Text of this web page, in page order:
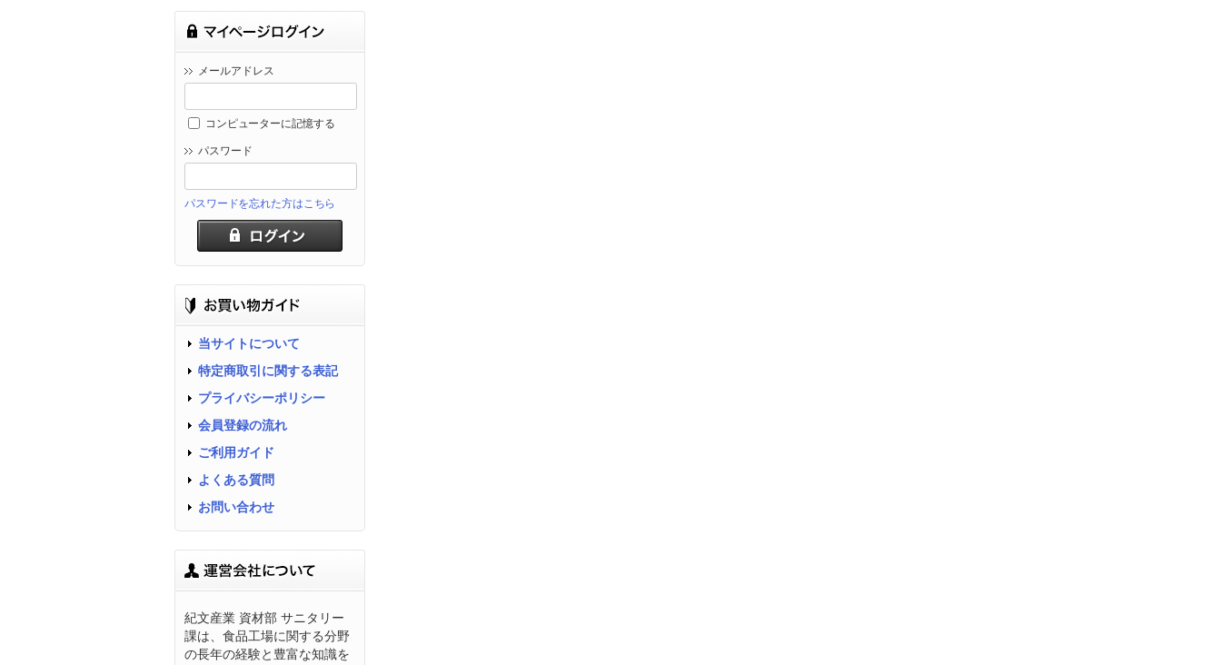
メールアドレス
コンピューターに記憶する
パスワード
パスワードを忘れた方はこちら
当サイトについて
特定商取引に関する表記
プライバシーポリシー
会員登録の流れ
ご利用ガイド
よくある質問
お問い合わせ
紀文産業 資材部 サニタリー
課は、食品工場に関する分野
の長年の経験と豊富な知識を